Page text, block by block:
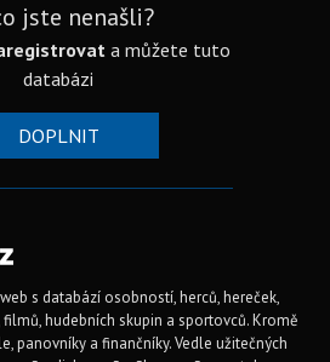
jste nenašli?
a můžete tuto
databázi
DOPLNIT
s databází osobností, herců, hereček,
hudebních skupin a sportovců. Kromě
panovníky a finančníky. Vedle užitečných